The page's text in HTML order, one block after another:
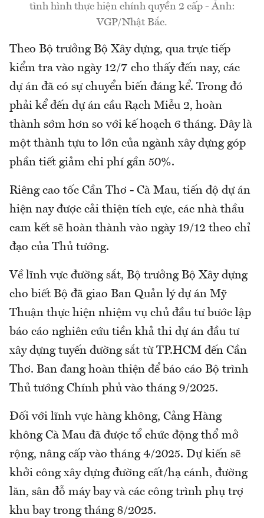
tình hình thực hiện chính quyền 2 cấp - Ảnh:
VGP/Nhật Bắc.
Theo Bộ trưởng Bộ Xây dựng, qua trực tiếp
kiểm tra vào ngày 12/7 cho thấy đến nay, các
dự án đã có sự chuyển biến đáng kể. Trong đó
phải kể đến dự án cầu Rạch Miễu 2, hoàn
thành sớm hơn so với kế hoạch 6 tháng. Đây là
một thành tựu to lớn của ngành xây dựng góp
phần tiết giảm chi phí gần 50%.
Riêng cao tốc Cần Thơ - Cà Mau, tiến độ dự án
hiện nay được cải thiện tích cực, các nhà thầu
cam kết sẽ hoàn thành vào ngày 19/12 theo chỉ
đạo của Thủ tướng.
Về lĩnh vực đường sắt, Bộ trưởng Bộ Xây dựng
cho biết Bộ đã giao Ban Quản lý dự án Mỹ
Thuận thực hiện nhiệm vụ chủ đầu tư bước lập
báo cáo nghiên cứu tiền khả thi dự án đầu tư
xây dựng tuyến đường sắt từ TP.HCM đến Cần
Thơ. Ban đang hoàn thiện để báo cáo Bộ trình
Thủ tướng Chính phủ vào tháng 9/2025.
Đối với lĩnh vực hàng không, Cảng Hàng
không Cà Mau đã được tổ chức động thổ mở
rộng, nâng cấp vào tháng 4/2025. Dự kiến sẽ
khởi công xây dựng đường cất/hạ cánh, đường
lăn, sân đỗ máy bay và các công trình phụ trợ
khu bay trong tháng 8/2025.